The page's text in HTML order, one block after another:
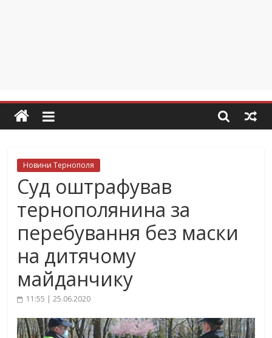
Новини Тернополя
Суд оштрафував
тернополянина за
перебування без маски
на дитячому
майданчику
11:55 | 25.06.2020